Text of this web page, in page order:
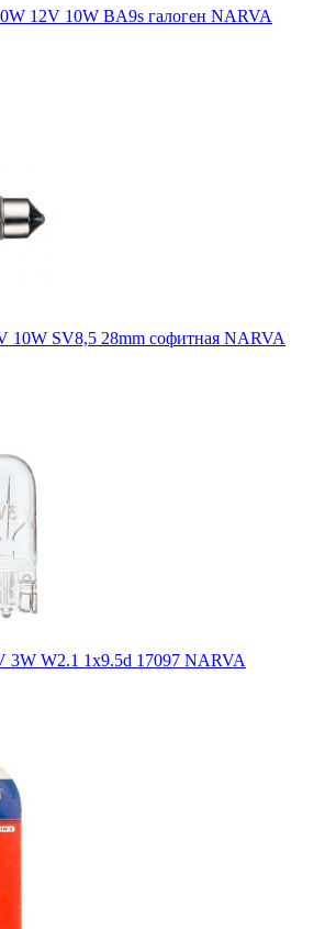
12V 10W BA9s галоген NARVA
10W SV8,5 28mm софитная NARVA
3W W2.1 1x9.5d 17097 NARVA